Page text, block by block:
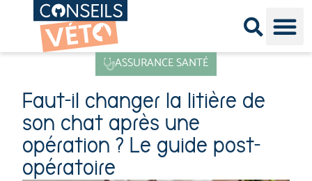
ASSURANCE SANTÉ
Faut-il changer la litière de
son chat après une
opération ? Le guide post-
opératoire